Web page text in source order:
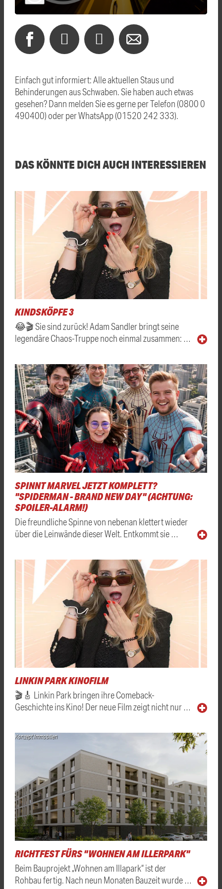
Einfach gut informiert: Alle aktuellen Staus und
Behinderungen aus Schwaben. Sie haben auch etwas
gesehen? Dann melden Sie es gerne per Telefon (0800 0
490400) oder per WhatsApp (01520 242 333).
DAS KÖNNTE DICH AUCH INTERESSIEREN
KINDSKÖPFE 3
😂🎬 Sie sind zurück! Adam Sandler bringt seine
legendäre Chaos-Truppe noch einmal zusammen: …
SPINNT MARVEL JETZT KOMPLETT?
"SPIDERMAN - BRAND NEW DAY" (ACHTUNG:
SPOILER-ALARM!)
Die freundliche Spinne von nebenan klettert wieder
über die Leinwände dieser Welt. Entkommt sie …
LINKIN PARK KINOFILM
🎬🎸 Linkin Park bringen ihre Comeback-
Geschichte ins Kino! Der neue Film zeigt nicht nur …
Konzept Immobilien
RICHTFEST FÜRS "WOHNEN AM ILLERPARK"
Beim Bauprojekt „Wohnen am Illapark“ ist der
Rohbau fertig. Nach neun Monaten Bauzeit wurde …